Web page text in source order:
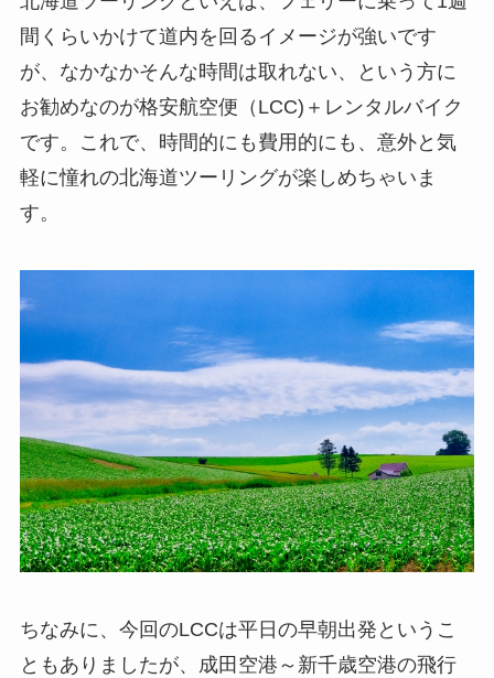
間くらいかけて道内を回るイメージが強いです
が、なかなかそんな時間は取れない、という方に
お勧めなのが格安航空便（LCC)＋レンタルバイク
です。これで、時間的にも費用的にも、意外と気
軽に憧れの北海道ツーリングが楽しめちゃいま
す。
ちなみに、今回のLCCは平日の早朝出発というこ
ともありましたが、成田空港～新千歳空港の飛行